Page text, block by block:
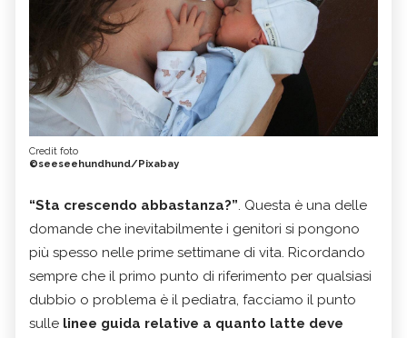
Credit foto
©seeseehundhund/Pixabay
“Sta crescendo abbastanza?”. Questa è una delle
domande che inevitabilmente i genitori si pongono
più spesso nelle prime settimane di vita. Ricordando
sempre che il primo punto di riferimento per qualsiasi
dubbio o problema è il pediatra, facciamo il punto
sulle linee guida relative a quanto latte deve